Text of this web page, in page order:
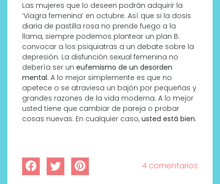
Las mujeres que lo deseen podrán adquirir la
‘Viagra femenina’ en octubre. Así que si la dosis
diaria de pastilla rosa no prende fuego a la
llama, siempre podemos plantear un plan B:
convocar a los psiquiatras a un debate sobre la
depresión. La disfunción sexual femenina no
debería ser un eufemismo de un desorden
mental. A lo mejor simplemente es que no
apetece o se atraviesa un bajón por pequeñas y
grandes razones de la vida moderna. A lo mejor
usted tiene que cambiar de pareja o probar
cosas nuevas. En cualquier caso, usted está bien.
4 comentarios